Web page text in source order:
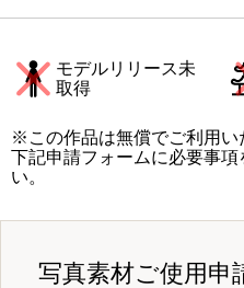
モデルリリース未
取得
※この作品は無償でご利用い
下記申請フォームに必要事
い。
写真素材ご使用申